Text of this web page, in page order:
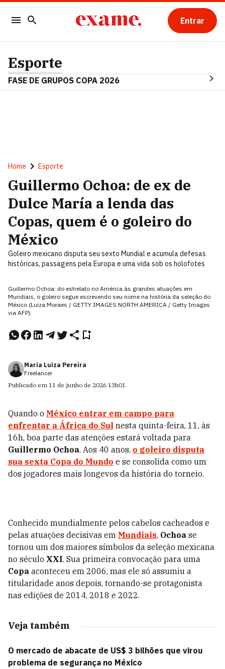
Entrar
Esporte
FASE DE GRUPOS COPA 2026
Home Esporte
Guillermo Ochoa: de ex de
Dulce María a lenda das
Copas, quem é o goleiro do
México
Goleiro mexicano disputa seu sexto Mundial e acumula defesas
históricas, passagens pela Europa e uma vida sob os holofotes
Guillermo Ochoa: do estrelato no América às grandes atuações em
Mundiais, o goleiro segue escrevendo seu nome na história da seleção do
México (Luiza Moraes / GETTY IMAGES NORTH AMERICA / Getty Images
via AFP)
Maria Luiza Pereira
Freelancer
Publicado em 11 de junho de 2026 13h01.
Quando o México entrar em campo para
enfrentar a África do Sul nesta quinta-feira, 11, às
16h, boa parte das atenções estará voltada para
Guillermo Ochoa. Aos 40 anos, o goleiro disputa
sua sexta Copa do Mundo e se consolida como um
dos jogadores mais longevos da história do torneio.
Conhecido mundialmente pelos cabelos cacheados e
pelas atuações decisivas em Mundiais, Ochoa se
tornou um dos maiores símbolos da seleção mexicana
no século XXI. Sua primeira convocação para uma
Copa aconteceu em 2006, mas ele só assumiu a
titularidade anos depois, tornando-se protagonista
nas edições de 2014, 2018 e 2022.
Veja também
O mercado de abacate de US$ 3 bilhões que virou
problema de segurança no México